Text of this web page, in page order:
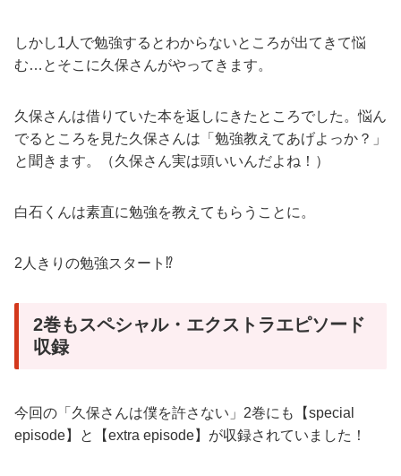
しかし1人で勉強するとわからないところが出てきて悩
む…とそこに久保さんがやってきます。
久保さんは借りていた本を返しにきたところでした。悩ん
でるところを見た久保さんは「勉強教えてあげよっか？」
と聞きます。（久保さん実は頭いいんだよね！）
白石くんは素直に勉強を教えてもらうことに。
2人きりの勉強スタート⁉︎
2巻もスペシャル・エクストラエピソード
収録
今回の「久保さんは僕を許さない」2巻にも【special
episode】と【extra episode】が収録されていました！